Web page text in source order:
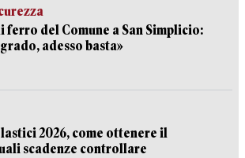
ferro del Comune a San Simplicio:
adesso basta»
2026, come ottenere il
scadenze controllare